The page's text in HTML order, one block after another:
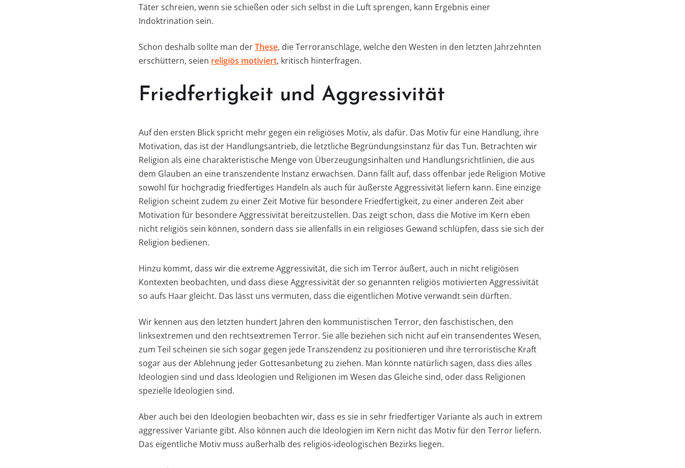
Täter schreien, wenn sie schießen oder sich selbst in die Luft sprengen, kann Ergebnis einer
Indoktrination sein.
Schon deshalb sollte man derThese, die Terroranschläge, welche den Westen in den letzten Jahrzehnten
erschüttern, seien religiös motiviert, kritisch hinterfragen.
Friedfertigkeit und Aggressivität
Auf den ersten Blick spricht mehr gegen ein religiöses Motiv, als dafür. Das Motiv für eine Handlung, ihre
Motivation, das ist der Handlungsantrieb, die letztliche Begründungsinstanz für das Tun. Betrachten wir
Religion als eine charakteristische Menge von Überzeugungsinhalten und Handlungsrichtlinien, die aus
dem Glauben an eine transzendente Instanz erwachsen. Dann fällt auf, dass offenbar jede Religion Motive
sowohl für hochgradig friedfertiges Handeln als auch für äußerste Aggressivität liefern kann. Eine einzige
Religion scheint zudem zu einer Zeit Motive für besondere Friedfertigkeit, zu einer anderen Zeit aber
Motivation für besondere Aggressivität bereitzustellen. Das zeigt schon, dass die Motive im Kern eben
nicht religiös sein können, sondern dass sie allenfalls in ein religiöses Gewand schlüpfen, dass sie sich der
Religion bedienen.
Hinzu kommt, dass wir die extreme Aggressivität, die sich im Terror äußert, auch in nicht religiösen
Kontexten beobachten, und dass diese Aggressivität der so genannten religiös motivierten Aggressivität
so aufs Haar gleicht. Das lässt uns vermuten, dass die eigentlichen Motive verwandt sein dürften.
Wir kennen aus den letzten hundert Jahren den kommunistischen Terror, den faschistischen, den
linksextremen und den rechtsextremen Terror. Sie alle beziehen sich nicht auf ein transendentes Wesen,
zum Teil scheinen sie sich sogar gegen jede Transzendenz zu positionieren und ihre terroristische Kraft
sogar aus der Ablehnung jeder Gottesanbetung zu ziehen. Man könnte natürlich sagen, dass dies alles
Ideologien sind und dass Ideologien und Religionen im Wesen das Gleiche sind, oder dass Religionen
spezielle Ideologien sind.
Aber auch bei den Ideologien beobachten wir, dass es sie in sehr friedfertiger Variante als auch in extrem
aggressiver Variante gibt. Also können auch die Ideologien im Kern nicht das Motiv für den Terror liefern.
Das eigentliche Motiv muss außerhalb des religiös-ideologischen Bezirks liegen.